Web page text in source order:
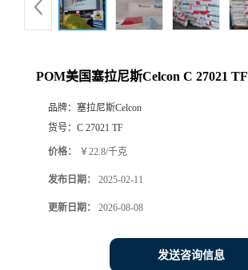
POM美国塞拉尼斯Celcon C 27021 TF
品牌： 塞拉尼斯Celcon
货号： C 27021 TF
价格： ￥22.8/千克
发布日期： 2025-02-11
更新日期： 2026-08-08
发送咨询信息